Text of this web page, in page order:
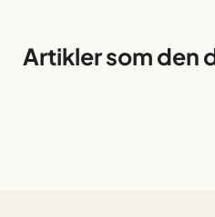
Artikler som den